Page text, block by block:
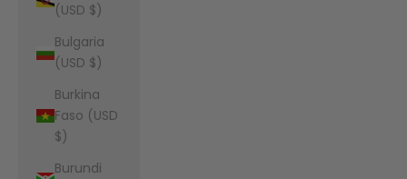
(USD $)
Bulgaria
(USD $)
Burkina
Faso (USD
$)
Burundi